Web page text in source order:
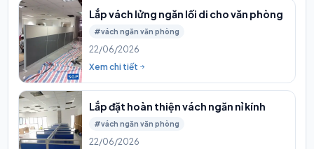
Lắp vách lửng ngăn lối di cho văn phòng
#vách ngăn văn phòng
22/06/2026
Xem chi tiết
Lắp đặt hoàn thiện vách ngăn nỉ kính
#vách ngăn văn phòng
22/06/2026